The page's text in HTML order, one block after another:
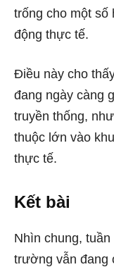
trống cho một
động thực tế.
Điều này cho
đang ngày càng
truyền thống,
thuộc lớn vào
thực tế.
Kết bài
Nhìn chung,
trường vẫn đang